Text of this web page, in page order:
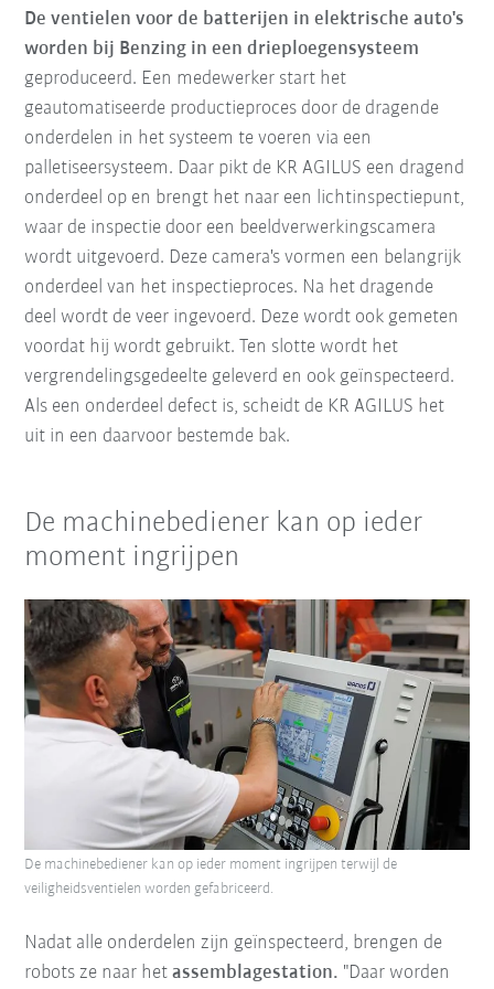
De ventielen voor de batterijen in elektrische auto's
worden bij Benzing in een drieploegensysteem
geproduceerd. Een medewerker start het
geautomatiseerde productieproces door de dragende
onderdelen in het systeem te voeren via een
palletiseersysteem. Daar pikt de KR AGILUS een dragend
onderdeel op en brengt het naar een lichtinspectiepunt,
waar de inspectie door een beeldverwerkingscamera
wordt uitgevoerd. Deze camera's vormen een belangrijk
onderdeel van het inspectieproces. Na het dragende
deel wordt de veer ingevoerd. Deze wordt ook gemeten
voordat hij wordt gebruikt. Ten slotte wordt het
vergrendelingsgedeelte geleverd en ook geïnspecteerd.
Als een onderdeel defect is, scheidt de KR AGILUS het
uit in een daarvoor bestemde bak.
De machinebediener kan op ieder
moment ingrijpen
Nadat alle onderdelen zijn geïnspecteerd, brengen de
robots ze naar hetassemblagestation. "Daar worden
De machinebediener kan op ieder moment ingrijpen terwijl de
veiligheidsventielen worden gefabriceerd.